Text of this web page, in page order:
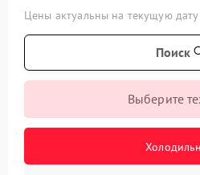
Цены актуальны на текущую
Поиск
Выберите